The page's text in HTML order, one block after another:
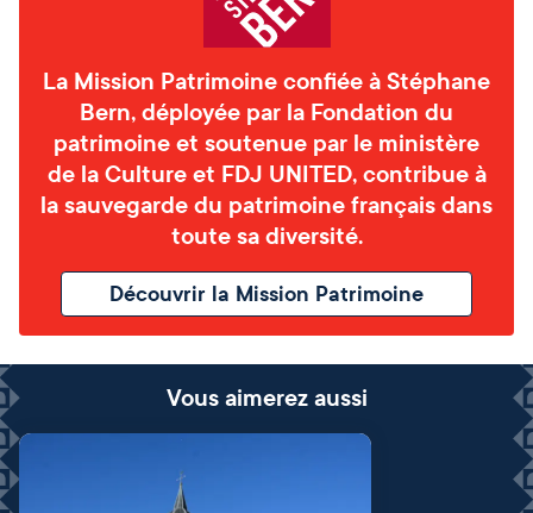
La Mission Patrimoine confiée à Stéphane
Bern, déployée par la Fondation du
patrimoine et soutenue par le ministère
de la Culture et FDJ UNITED, contribue à
la sauvegarde du patrimoine français dans
toute sa diversité.
Découvrir la Mission Patrimoine
Vous aimerez aussi